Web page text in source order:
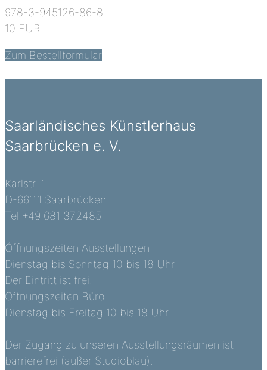
978-3-945126-86-8
10 EUR
Zum Bestellformular
Saarländisches Künstlerhaus
Saarbrücken e. V.
Karlstr. 1
D-66111 Saarbrücken
Tel +49 681 372485
Öffnungszeiten Ausstellungen
Dienstag bis Sonntag 10 bis 18 Uhr
Der Eintritt ist frei.
Öffnungszeiten Büro
Dienstag bis Freitag 10 bis 18 Uhr
Der Zugang zu unseren Ausstellungsräumen ist
barrierefrei (außer Studioblau).